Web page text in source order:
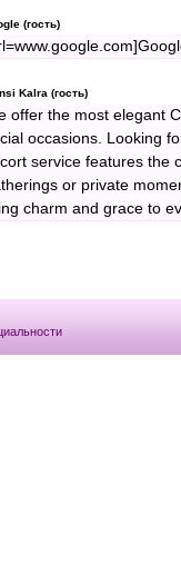
(гость)
Kalra (гость)
offer the most elegant
occasions. Looking
service features the
or private
charm and grace to